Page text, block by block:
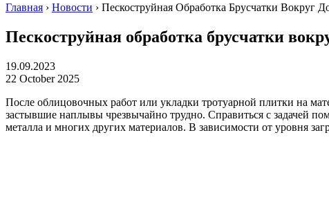
Главная › Новости › Пескоструйная Обработка Брусчатки Вокруг
Пескоструйная обработка брусчатки
19.09.2023
22 October 2025
После облицовочных работ или укладки тротуарной плитки на
застывшие наплывы чрезвычайно трудно. Справиться с задачей
металла и многих других материалов. В зависимости от уровня